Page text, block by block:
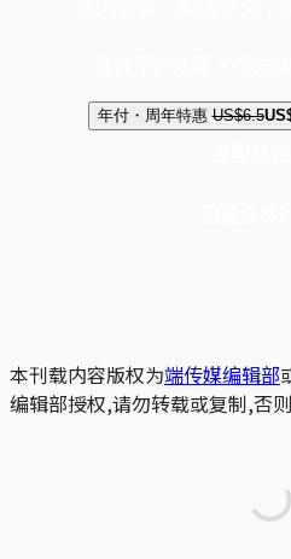
年付・周年特惠 US$6.5
本刊载内容版权为端传媒编辑部
编辑部授权,请勿转载或复制,否则